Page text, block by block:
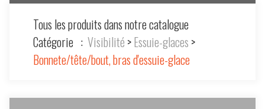
Tous les produits dans notre catalogue
Catégorie : Visibilité >Essuie-glaces >
Bonnete/tête/bout, bras d'essuie-glace